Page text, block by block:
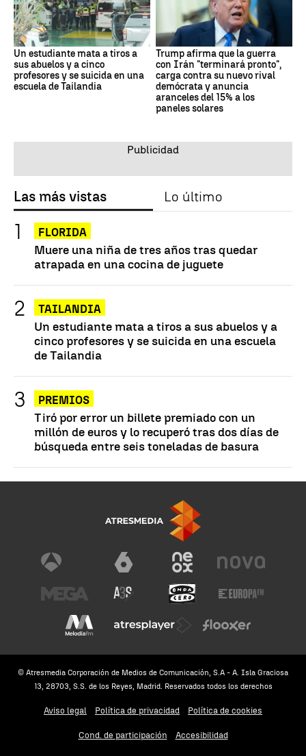
Un estudiante mata a tiros a
sus abuelos y a cinco
profesores y se suicida en una
escuela de Tailandia
Trump afirma que la guerra
con Irán "terminará pronto",
carga contra su nuevo rival
demócrata y anuncia
aranceles del 15% a los
paneles solares
Las más vistas Lo último
FLORIDA
Muere una niña de tres años tras quedar
atrapada en una cocina de juguete
TAILANDIA
Un estudiante mata a tiros a sus abuelos y a
cinco profesores y se suicida en una escuela
de Tailandia
PREMIOS
Tiró por error un billete premiado con un
millón de euros y lo recuperó tras dos días de
búsqueda entre seis toneladas de basura
© Atresmedia Corporación de Medios de Comunicación, S.A - A. Isla Graciosa
13, 28703, S.S. de los Reyes, Madrid. Reservados todos los derechos
Aviso legal Política de privacidad Política de cookies
Cond. de participación Accesibilidad